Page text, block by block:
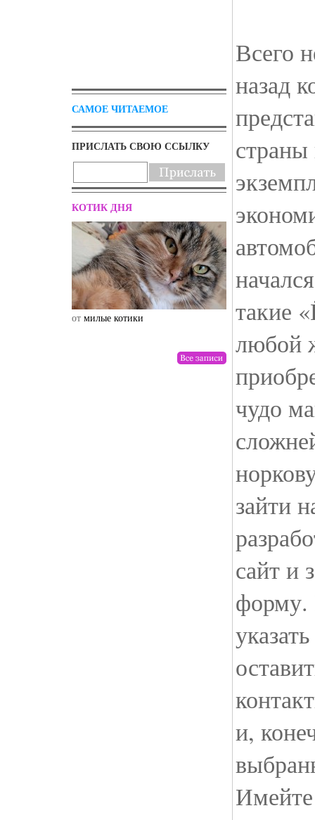
САМОЕ ЧИТАЕМОЕ
ПРИСЛАТЬ СВОЮ ССЫЛКУ
КОТИК ДНЯ
от милые котики от drunktwi
Всего
назад
страны
такие
любой
чудо
зайти
сайт и
форму.
и,